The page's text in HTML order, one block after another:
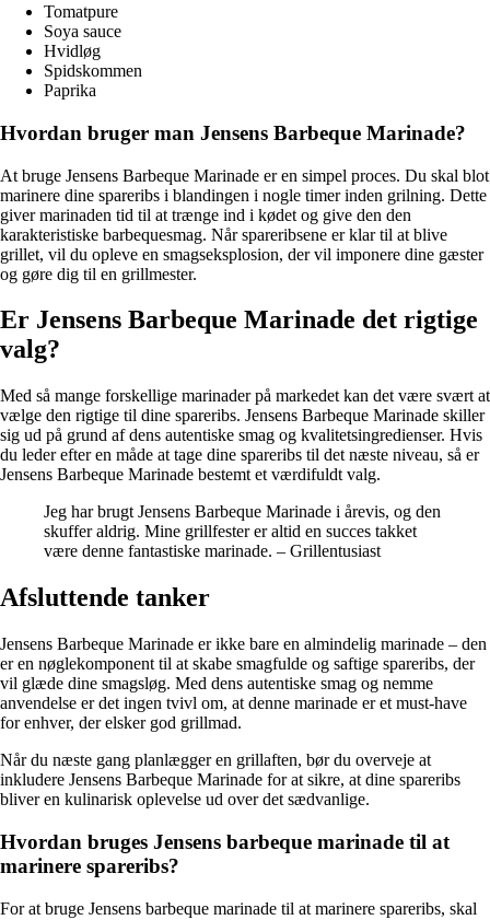
Tomatpure
Soya sauce
Hvidløg
Spidskommen
Paprika
Hvordan bruger man Jensens Barbeque Marinade?
At bruge Jensens Barbeque Marinade er en simpel proces. Du skal blot
marinere dine spareribs i blandingen i nogle timer inden grilning. Dette
giver marinaden tid til at trænge ind i kødet og give den den
karakteristiske barbequesmag. Når spareribsene er klar til at blive
grillet, vil du opleve en smagseksplosion, der vil imponere dine gæster
og gøre dig til en grillmester.
Er Jensens Barbeque Marinade det rigtige
valg?
Med så mange forskellige marinader på markedet kan det være svært at
vælge den rigtige til dine spareribs. Jensens Barbeque Marinade skiller
sig ud på grund af dens autentiske smag og kvalitetsingredienser. Hvis
du leder efter en måde at tage dine spareribs til det næste niveau, så er
Jensens Barbeque Marinade bestemt et værdifuldt valg.
Jeg har brugt Jensens Barbeque Marinade i årevis, og den
skuffer aldrig. Mine grillfester er altid en succes takket
være denne fantastiske marinade. – Grillentusiast
Afsluttende tanker
Jensens Barbeque Marinade er ikke bare en almindelig marinade – den
er en nøglekomponent til at skabe smagfulde og saftige spareribs, der
vil glæde dine smagsløg. Med dens autentiske smag og nemme
anvendelse er det ingen tvivl om, at denne marinade er et must-have
for enhver, der elsker god grillmad.
Når du næste gang planlægger en grillaften, bør du overveje at
inkludere Jensens Barbeque Marinade for at sikre, at dine spareribs
bliver en kulinarisk oplevelse ud over det sædvanlige.
Hvordan bruges Jensens barbeque marinade til at
marinere spareribs?
For at bruge Jensens barbeque marinade til at marinere spareribs, skal